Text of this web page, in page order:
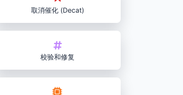
取消催化 (Decat)
校验和修复